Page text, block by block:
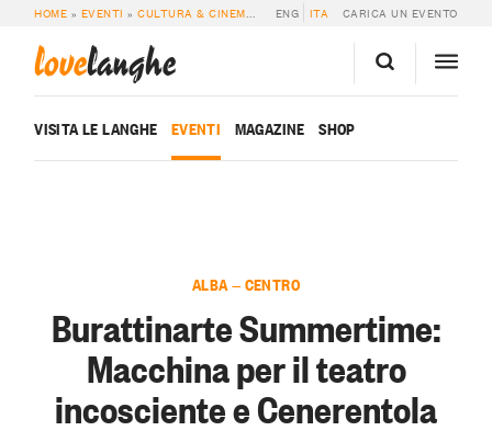
HOME » EVENTI »CULTURA & CINEMA » BURATTINARTE SUMMERTIME:
ENG ITA CARICA UN EVENTO
lovelanghe
VISITA LE LANGHE EVENTI MAGAZINE SHOP
ALBA — CENTRO
Burattinarte Summertime:
Macchina per il teatro
incosciente e Cenerentola